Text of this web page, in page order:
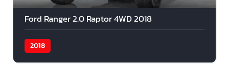
Ford Ranger 2.0 Raptor 4WD 2018
2018